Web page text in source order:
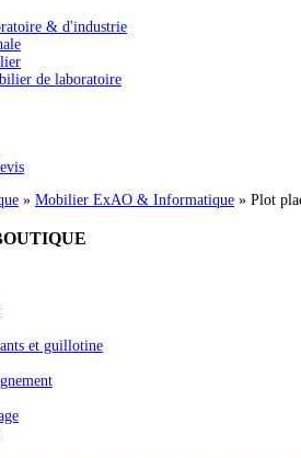
& d'industrie
de laboratoire
» Mobilier ExAO & Informatique » Plot
et guillotine